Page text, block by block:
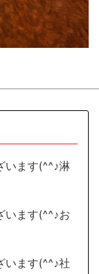
います(^^♪淋
います(^^♪お
います(^^♪社